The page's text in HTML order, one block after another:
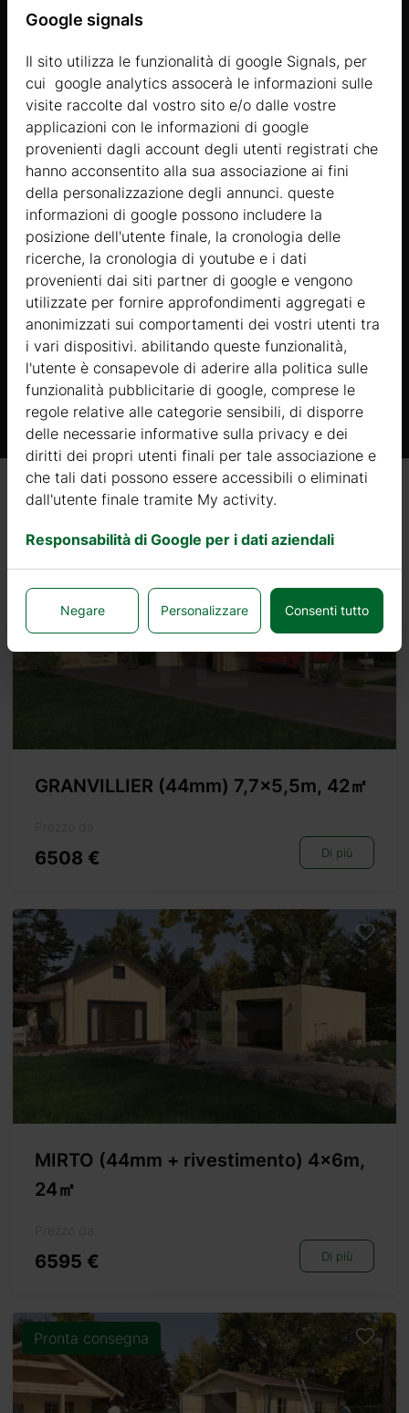
IL GARAGE PIÙ POPOLARE
Visualizza
LA TETTOIA PER AUTO PIÙ
VENDUTA
Visualizza
Ordina per Più recenti in alto
GRANVILLIER (44mm) 7,7×5,5m, 42㎡
6508 € Di più
MIRTO (44mm + rivestimento) 4x6m,
24㎡
6595 € Di più
Pronta consegna
Google signals
Il sito utilizza le funzionalità di google Signals, per
cui google analytics assocerà le informazioni sulle
visite raccolte dal vostro sito e/o dalle vostre
applicazioni con le informazioni di google
provenienti dagli account degli utenti registrati che
hanno acconsentito alla sua associazione ai fini
della personalizzazione degli annunci. queste
informazioni di google possono includere la
posizione dell'utente finale, la cronologia delle
ricerche, la cronologia di youtube e i dati
provenienti dai siti partner di google e vengono
utilizzate per fornire approfondimenti aggregati e
anonimizzati sui comportamenti dei vostri utenti tra
i vari dispositivi. abilitando queste funzionalità,
l'utente è consapevole di aderire alla politica sulle
funzionalità pubblicitarie di google, comprese le
regole relative alle categorie sensibili, di disporre
delle necessarie informative sulla privacy e dei
diritti dei propri utenti finali per tale associazione e
che tali dati possono essere accessibili o eliminati
dall'utente finale tramite My activity.
Responsabilità di Google per i dati aziendali
Negare Personalizzare Consenti tutto